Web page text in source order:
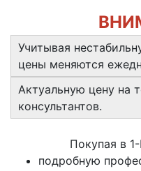
Учитывая
цены меняются
Актуальную цену на
консультантов.
Покупая в
подробную